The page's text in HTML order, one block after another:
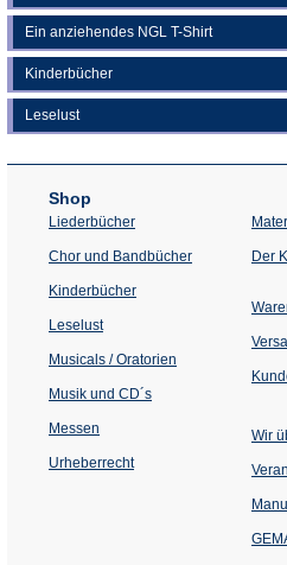
Ein anziehendes NGL T-Shirt
Kinderbücher
Leselust
Shop
Liederbücher
Chor und Bandbücher
Kinderbücher
Leselust
Musicals / Oratorien
Musik und CD´s
Messen
Urheberrecht
Der
Wir